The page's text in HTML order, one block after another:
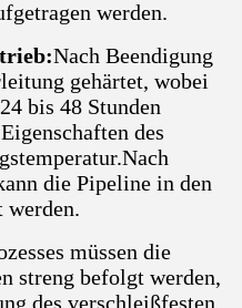
werden.
Nach Beendigung
gehärtet, wobei
bis 48 Stunden
des
die Pipeline in den
werden.
müssen die
streng befolgt werden,
des verschleißfesten